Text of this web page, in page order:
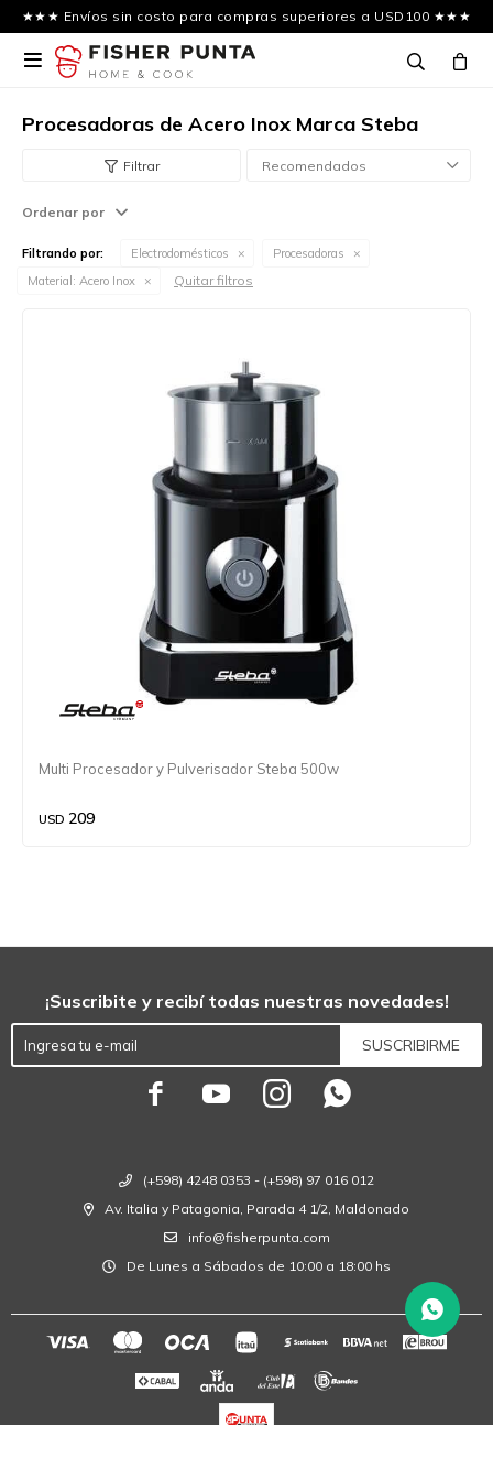
★★★ Envíos sin costo para compras superiores a USD100 ★★★

Procesadoras de Acero Inox Marca Steba
Recomendados
Ordenar por
Filtrando por: Electrodomésticos
Procesadoras
Material: Acero Inox Quitar filtros
Multi Procesador y Pulverisador Steba 500w
USD 209
(+598) 4248 0353 - (+598) 97 016 012
Av. Italia y Patagonia, Parada 4 1/2, Maldonado
info@fisherpunta.com
De Lunes a Sábados de 10:00 a 18:00 hs
¡Suscribite y recibí todas nuestras novedades!
SUSCRIBIRME
   